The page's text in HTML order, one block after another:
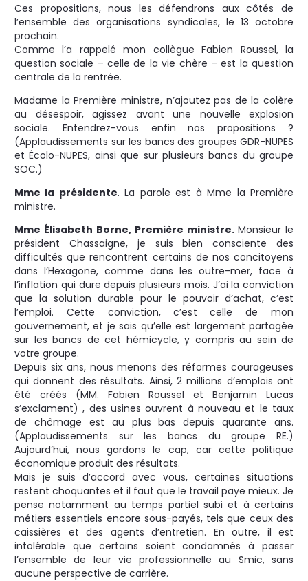
Ces propositions, nous les défendrons aux côtés de
l’ensemble des organisations syndicales, le 13 octobre
prochain.
Comme l’a rappelé mon collègue Fabien Roussel, la
question sociale – celle de la vie chère – est la question
centrale de la rentrée.
Madame la Première ministre, n’ajoutez pas de la colère
au désespoir, agissez avant une nouvelle explosion
sociale. Entendrez-vous enfin nos propositions ?
(Applaudissements sur les bancs des groupes GDR-NUPES
et Écolo-NUPES, ainsi que sur plusieurs bancs du groupe
SOC.)
Mme la présidente. La parole est à Mme la Première
ministre.
Mme Élisabeth Borne, Première ministre. Monsieur le
président Chassaigne, je suis bien consciente des
difficultés que rencontrent certains de nos concitoyens
dans l’Hexagone, comme dans les outre-mer, face à
l’inflation qui dure depuis plusieurs mois. J’ai la conviction
que la solution durable pour le pouvoir d’achat, c’est
l’emploi. Cette conviction, c’est celle de mon
gouvernement, et je sais qu’elle est largement partagée
sur les bancs de cet hémicycle, y compris au sein de
votre groupe.
Depuis six ans, nous menons des réformes courageuses
qui donnent des résultats. Ainsi, 2 millions d’emplois ont
été créés (MM. Fabien Roussel et Benjamin Lucas
s’exclament) , des usines ouvrent à nouveau et le taux
de chômage est au plus bas depuis quarante ans.
(Applaudissements sur les bancs du groupe RE.)
Aujourd’hui, nous gardons le cap, car cette politique
économique produit des résultats.
Mais je suis d’accord avec vous, certaines situations
restent choquantes et il faut que le travail paye mieux. Je
pense notamment au temps partiel subi et à certains
métiers essentiels encore sous-payés, tels que ceux des
caissières et des agents d’entretien. En outre, il est
intolérable que certains soient condamnés à passer
l’ensemble de leur vie professionnelle au Smic, sans
aucune perspective de carrière.